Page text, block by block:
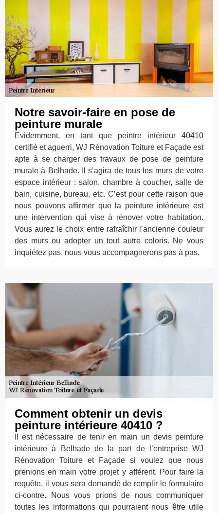
Notre savoir-faire en pose de
peinture murale
Evidemment, en tant que peintre intérieur 40410
certifié et aguerri, WJ Rénovation Toiture et Façade est
apte à se charger des travaux de pose de peinture
murale à Belhade. Il s’agira de tous les murs de votre
espace intérieur : salon, chambre à coucher, salle de
bain, cuisine, bureau, etc. C’est pour cette raison que
nous pouvons affirmer que la peinture intérieure est
une intervention qui vise à rénover votre habitation.
Vous aurez le choix entre rafraîchir l’ancienne couleur
des murs ou adopter un tout autre coloris. Ne vous
inquiétez pas, nous vous accompagnerons pas à pas.
Comment obtenir un devis
peinture intérieure 40410 ?
Il est nécessaire de tenir en main un devis peinture
intérieure à Belhade de la part de l’entreprise WJ
Rénovation Toiture et Façade si voulez que nous
prenions en main votre projet y afférent. Pour faire la
requête, il vous sera demandé de remplir le formulaire
ci-contre. Nous vous prions de nous communiquer
toutes les informations qui pourraient nous être utile